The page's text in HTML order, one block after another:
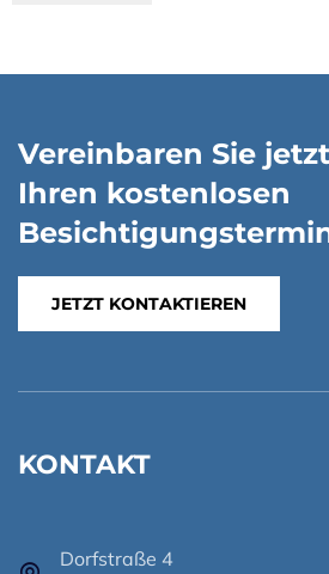
Vereinbaren Sie
Ihren kostenlosen
JETZT KONTAKTIEREN
KONTAKT
Dorfstraße 4